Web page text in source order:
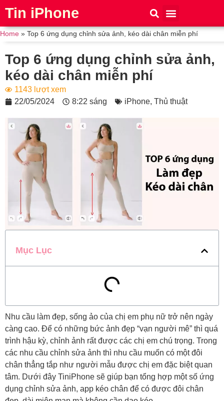
Tin iPhone
Home » Top 6 ứng dụng chỉnh sửa ảnh, kéo dài chân miễn phí
Top 6 ứng dụng chỉnh sửa ảnh,
kéo dài chân miễn phí
1143 lượt xem
22/05/2024
8:22 sáng iPhone, Thủ thuật
Mục Lục
Nhu cầu làm đẹp, sống ảo của chị em phụ nữ trở nên ngày
càng cao. Để có những bức ảnh đẹp “vạn người mê” thì quá
trình hậu kỳ, chỉnh ảnh rất được các chị em chú trọng. Trong
các nhu cầu chỉnh sửa ảnh thì nhu cầu muốn có một đôi
chân thẳng tắp như người mẫu được chị em đặc biệt quan
tâm. Dưới đây TiniPhone sẽ giúp bạn tổng hợp một số ứng
dụng chỉnh sửa ảnh, app kéo chân để có được đôi chân